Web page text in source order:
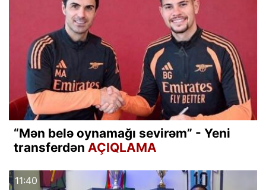
“Mən belə oynamağı sevirəm” - Yeni
transferdən AÇIQLAMA
11:40